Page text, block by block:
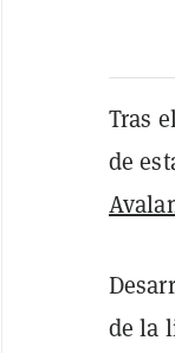
Tras
de
de la